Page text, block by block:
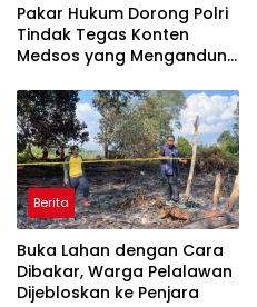
Pakar Hukum Dorong Polri
Tindak Tegas Konten
Medsos yang Mengandung
Berita
Buka Lahan dengan Cara
Dibakar, Warga Pelalawan
Dijebloskan ke Penjara